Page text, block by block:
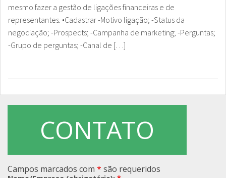
Sobre
Contato Rz Sistemas
mesmo fazer a gestão de ligações financeiras e de
representantes. •Cadastrar -Motivo ligação; -Status da
negociação; -Prospects; -Campanha de marketing; -Perguntas;
-Grupo de perguntas; -Canal de […]
CONTATO
Campos marcados com * são requeridos